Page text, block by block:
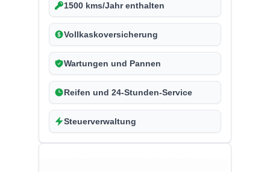
1500 kms/Jahr enthalten
Vollkaskoversicherung
Wartungen und Pannen
Reifen und 24-Stunden-Service
Steuerverwaltung